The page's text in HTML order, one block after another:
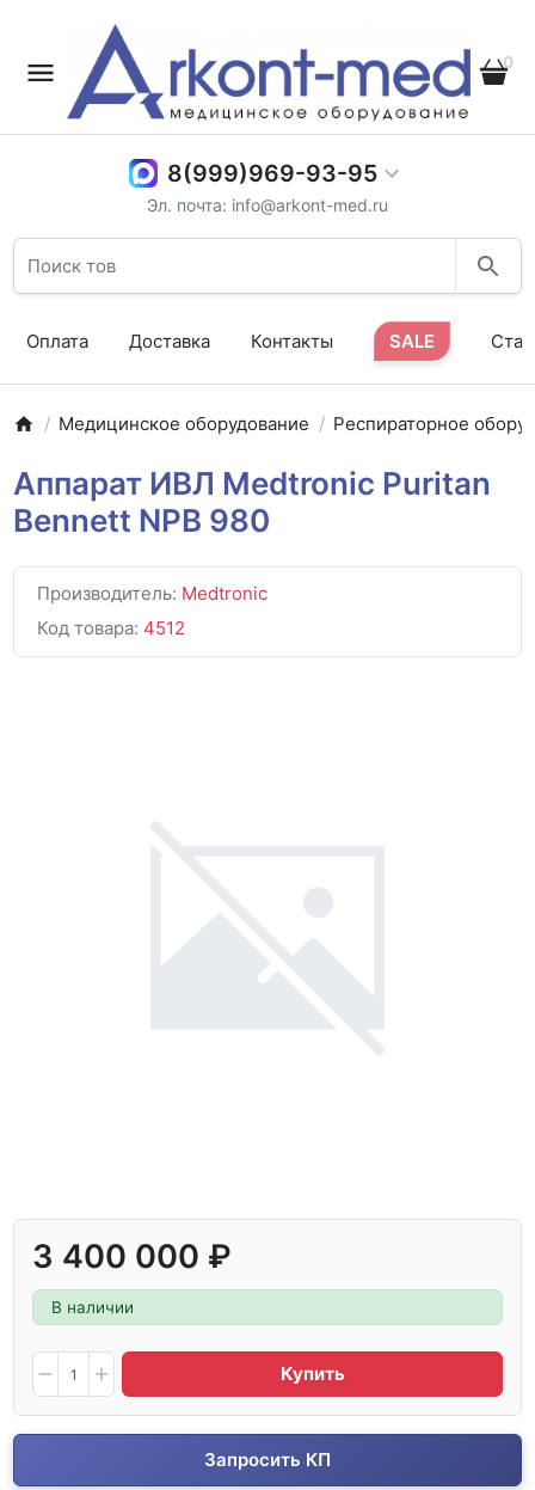
0
8(999)969-93-95
Эл. почта: info@arkont-med.ru
Оплата Доставка Контакты SALE
Медицинское оборудование Респираторное
Аппарат ИВЛ Medtronic Puritan
Bennett NPB 980
Производитель: Medtronic
Код товара: 4512
3 400 000 ₽
В наличии
Купить
Запросить КП